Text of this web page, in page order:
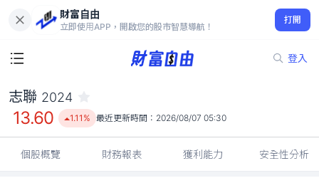
財富自由
立即使用APP，開啟您的股市智慧導航！
打開
登入
13.60
1.11%
志聯 2024
13.60 1.11% 最近更新時間： 2026/08/07 05:30
個股概覽 財務報表 獲利能力 安全性分析